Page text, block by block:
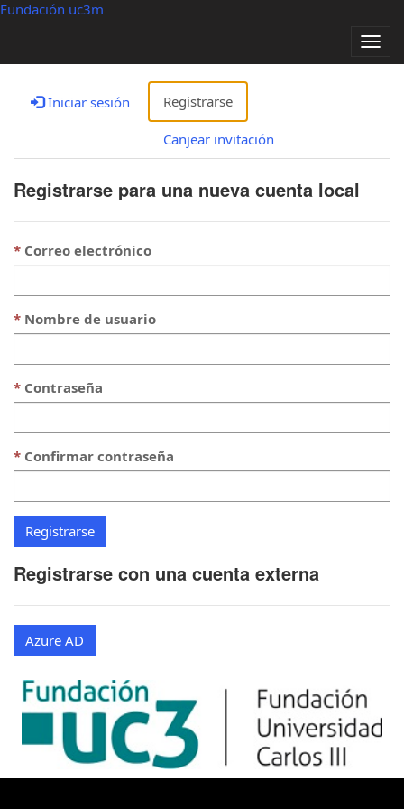
Fundación uc3m
Iniciar sesión Registrarse
Canjear invitación
Registrarse para una nueva cuenta local
Correo electrónico
Nombre de usuario
Contraseña
Confirmar contraseña
Registrarse con una cuenta externa
Azure AD